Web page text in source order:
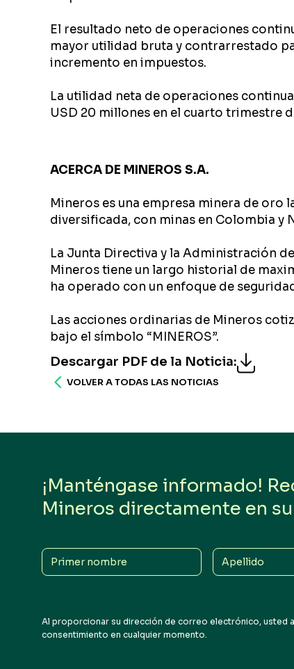
El resultado neto de operaciones
mayor utilidad bruta y contrarrestado
incremento en impuestos.
La utilidad neta de operaciones
USD 20 millones en el cuarto trimestre
ACERCA DE MINEROS S.A.
Mineros es una empresa minera de oro
diversificada, con minas en Colombia y
La Junta Directiva y la Administración
Mineros tiene un largo historial de
ha operado con un enfoque de
Las acciones ordinarias de Mineros
bajo el símbolo “MINEROS”.
Descargar PDF de la Noticia:
VOLVER A TODAS LAS NOTICIAS
¡Manténgase informado!
Mineros directamente en
Primer
nombre
Apellido
Al proporcionar su dirección de correo electrónico, usted
consentimiento en cualquier momento.